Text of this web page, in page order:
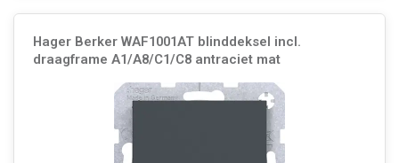
Hager Berker WAF1001AT blinddeksel incl.
draagframe A1/A8/C1/C8 antraciet mat